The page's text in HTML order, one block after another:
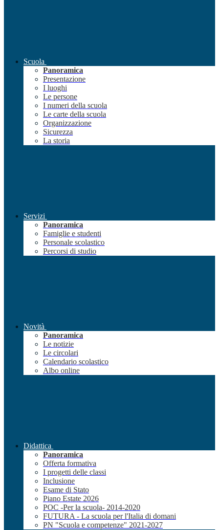
Scuola
Panoramica
Presentazione
I luoghi
Le persone
I numeri della scuola
Le carte della scuola
Organizzazione
Sicurezza
La storia
Servizi
Panoramica
Famiglie e studenti
Personale scolastico
Percorsi di studio
Novità
Panoramica
Le notizie
Le circolari
Calendario scolastico
Albo online
Didattica
Panoramica
Offerta formativa
I progetti delle classi
Inclusione
Esame di Stato
Piano Estate 2026
POC -Per la scuola- 2014-2020
FUTURA - La scuola per l'Italia di domani
PN "Scuola e competenze" 2021-2027